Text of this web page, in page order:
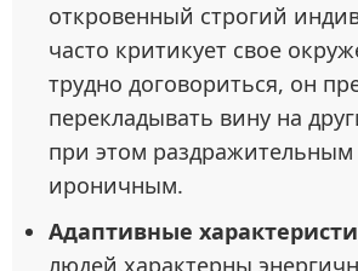
откровенный строгий
часто критикует свое
трудно договориться, он
перекладывать вину на
при этом раздражительным
ироничным.
Адаптивные
людей характерны